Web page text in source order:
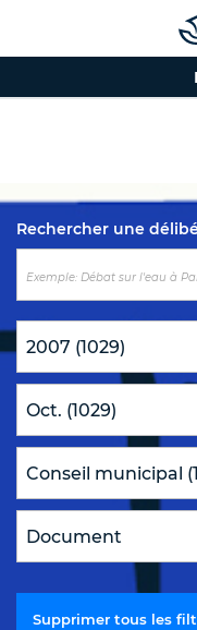
Top of
Rechercher une
Supprimer tous les